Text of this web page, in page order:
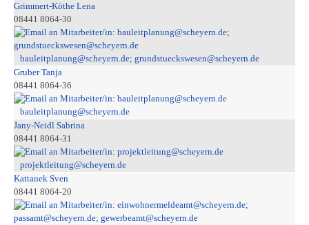
Grimmert-Köthe Lena
08441 8064-30
bauleitplanung@scheyern.de; grundstueckswesen@scheyern.de
Gruber Tanja
08441 8064-36
bauleitplanung@scheyern.de
Jany-Neidl Sabrina
08441 8064-31
projektleitung@scheyern.de
Kattanek Sven
08441 8064-20